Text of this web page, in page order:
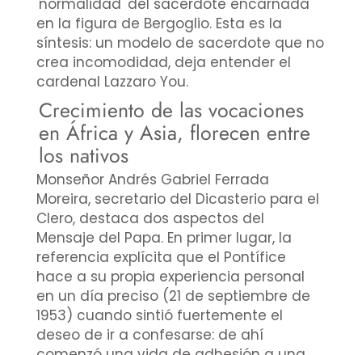
'normalidad' del sacerdote encarnada
en la figura de Bergoglio. Esta es la
síntesis: un modelo de sacerdote que no
crea incomodidad, deja entender el
cardenal Lazzaro You.
Crecimiento de las vocaciones
en África y Asia, florecen entre
los nativos
Monseñor Andrés Gabriel Ferrada
Moreira, secretario del Dicasterio para el
Clero, destaca dos aspectos del
Mensaje del Papa. En primer lugar, la
referencia explícita que el Pontífice
hace a su propia experiencia personal
en un día preciso (21 de septiembre de
1953) cuando sintió fuertemente el
deseo de ir a confesarse: de ahí